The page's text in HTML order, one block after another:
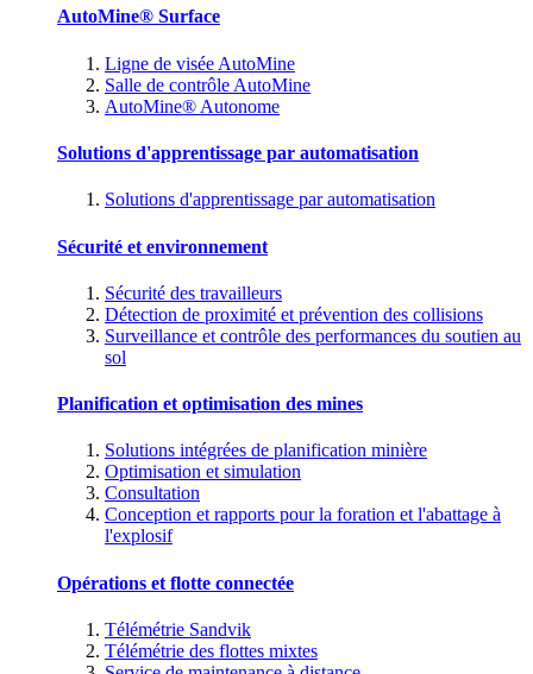
AutoMine® Surface
Ligne de visée AutoMine
Salle de contrôle AutoMine
AutoMine® Autonome
Solutions d'apprentissage par automatisation
Solutions d'apprentissage par automatisation
Sécurité et environnement
Sécurité des travailleurs
Détection de proximité et prévention des collisions
Surveillance et contrôle des performances du soutien au
sol
Planification et optimisation des mines
Solutions intégrées de planification minière
Optimisation et simulation
Consultation
Conception et rapports pour la foration et l'abattage à
l'explosif
Opérations et flotte connectée
Télémétrie Sandvik
Télémétrie des flottes mixtes